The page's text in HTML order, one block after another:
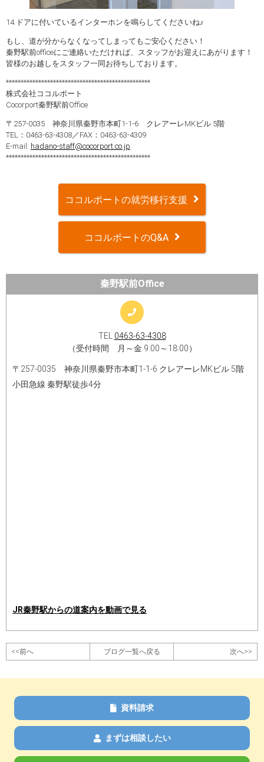
14.ドアに付いているインターホンを鳴らしてくださいね♪
もし、道が分からなくなってしまってもご安心ください！
秦野駅前officeにご連絡いただければ、スタッフがお迎えにあがります！
皆様のお越しをスタッフ一同お待ちしております。
*************************************************
株式会社ココルポート
Cocorport秦野駅前Office
〒257-0035 神奈川県秦野市本町1-1-6 クレアーレMKビル 5階
TEL：0463-63-4308／FAX：0463-63-4309
E-mail: hadano-staff@cocorport.co.jp
*************************************************
ココルポートの就労移行支援
ココルポートのQ&A
秦野駅前Office
TEL 0463-63-4308
（受付時間 月～金 9:00～18:00）
〒257-0035 神奈川県秦野市本町1-1-6 クレアーレMKビル 5階
小田急線 秦野駅徒歩4分
JR秦野駅からの道案内を動画で見る
<<前へ ブログ一覧へ戻る 次へ>>
資料請求
まずは相談したい